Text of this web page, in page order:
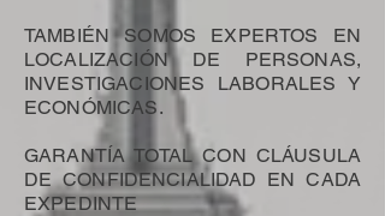
TAMBIÉN SOMOS EXPERTOS EN
LOCALIZACIÓN DE PERSONAS,
INVESTIGACIONES LABORALES Y
ECONÓMICAS.
GARANTÍA TOTAL CON CLÁUSULA
DE CONFIDENCIALIDAD EN CADA
EXPEDINTE